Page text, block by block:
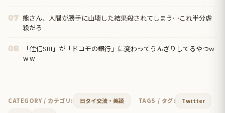
07 熊さん、人間が勝手に山壊した結果殺されてしまう…これ半分虐
殺だろ
08
「住信SBI」が「ドコモの銀行」に変わってうんざりしてるやつw
w w
CATEGORY / カテゴリ: 日タイ交流・美談 TAGS / タグ:
Twitter